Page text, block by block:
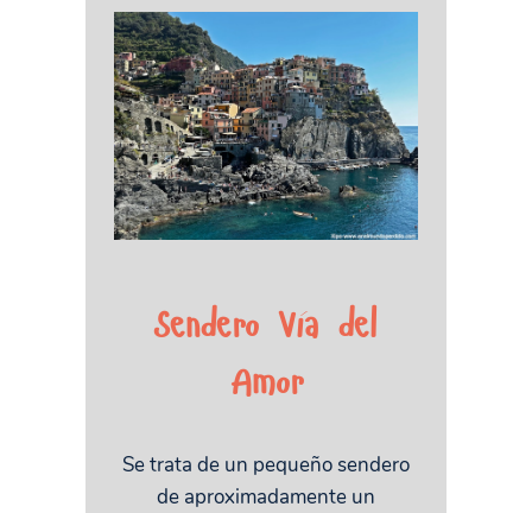
Sendero Vía del
Amor
Se trata de un pequeño sendero
de aproximadamente un